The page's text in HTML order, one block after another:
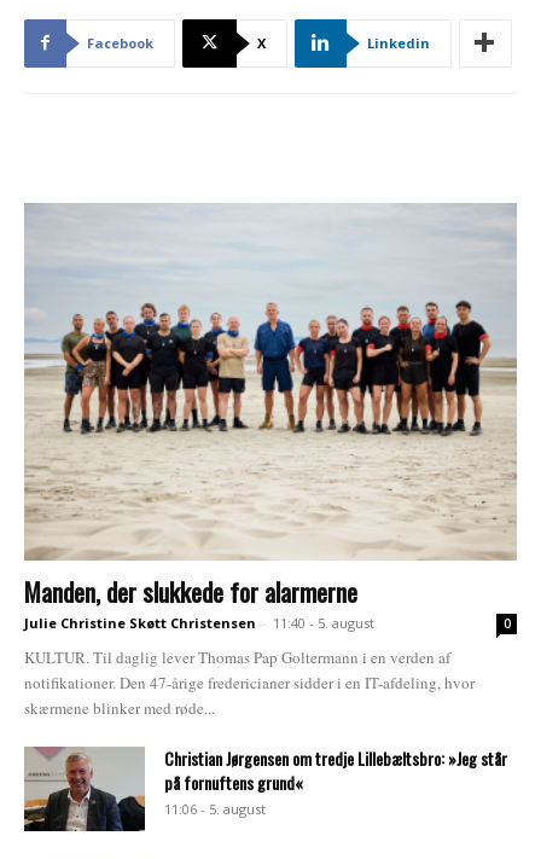
Facebook X Linkedin
Manden, der slukkede for alarmerne
Julie Christine Skøtt Christensen - 11:40 - 5. august 0
KULTUR. Til daglig lever Thomas Pap Goltermann i en verden af
notifikationer. Den 47-årige fredericianer sidder i en IT-afdeling, hvor
skærmene blinker med røde...
Christian Jørgensen om tredje Lillebæltsbro: »Jeg står
på fornuftens grund«
11:06 - 5. august